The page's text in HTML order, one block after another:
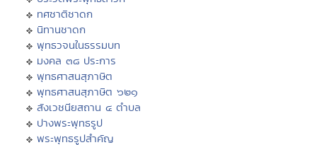
ทศชาติชาดก
นิทานชาดก
พุทธวจนในธรรมบท
มงคล ๓๘ ประการ
พุทธศาสนสุภาษิต
พุทธศาสนสุภาษิต ๖๒๑
สังเวชนียสถาน ๔ ตำบล
ปางพระพุทธรูป
พระพุทธรูปสำคัญ